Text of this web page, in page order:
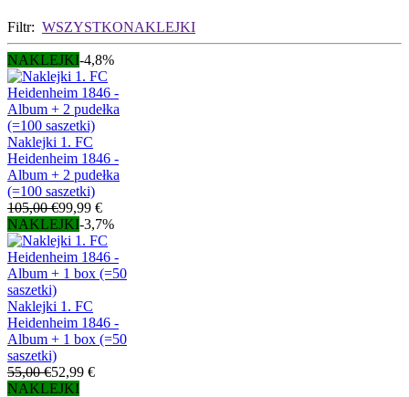
Filtr: WSZYSTKONAKLEJKI
NAKLEJKI-4,8%
Naklejki 1. FC
Heidenheim 1846 -
Album + 2 pudełka
(=100 saszetki)
105,00 €99,99 €
NAKLEJKI-3,7%
Naklejki 1. FC
Heidenheim 1846 -
Album + 1 box (=50
saszetki)
55,00 €52,99 €
NAKLEJKI